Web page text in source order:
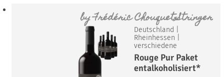
byFrédéric Chouquet-Stringer
Deutschland
Rheinhessen
verschiedene
Rouge Pur Paket
entalkoholisiert*